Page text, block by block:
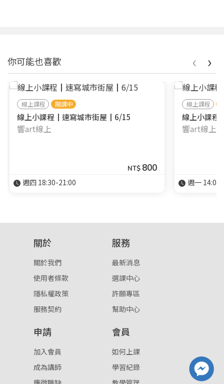
你可能也喜歡
線上課程 開課中
線上小課程┃速寫城市街屋┃6/15
響art線上
NT$ 800
週四 18:30-21:00
線上課程
線上小課
響art線上
週一
‹ ›
關於
關於我們
使用者條款
隱私權政策
服務契約
服務
最新消息
選課中心
許願專區
幫助中心
申請
加入會員
成為講師
會員
如何上課
學習紀錄